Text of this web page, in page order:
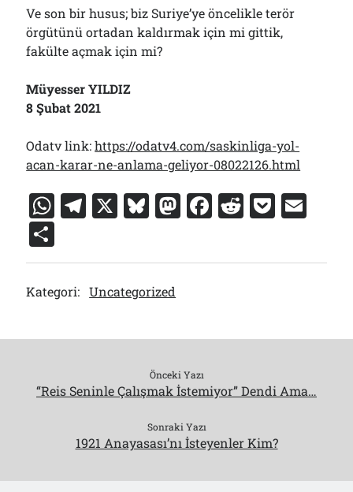
Ve son bir husus; biz Suriye’ye öncelikle terör
örgütünü ortadan kaldırmak için mi gittik,
fakülte açmak için mi?
Müyesser YILDIZ
8 Şubat 2021
Odatv link:https://odatv4.com/saskinliga-yol-
acan-karar-ne-anlama-geliyor-08022126.html
W
at
s
A
p
T
e
gr
a
m
X Bl
e
s
k
y
M
st
o
F
c
o
k
R
d
P
c ai
h
ar
e
Kategori: Uncategorized
Önceki Yazı
“Reis Seninle Çalışmak İstemiyor” Dendi Ama…
Sonraki Yazı
1921 Anayasası’nı İsteyenler Kim?